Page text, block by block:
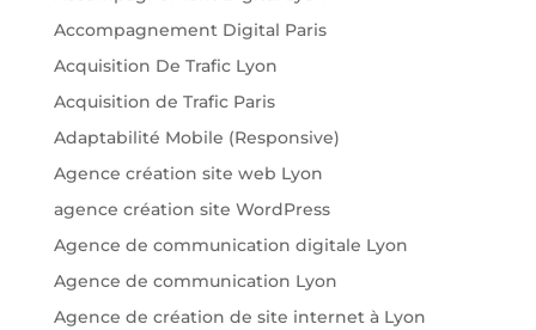
Accompagnement Digital Paris
Acquisition De Trafic Lyon
Acquisition de Trafic Paris
Adaptabilité Mobile (Responsive)
Agence création site web Lyon
agence création site WordPress
Agence de communication digitale Lyon
Agence de communication Lyon
Agence de création de site internet à Lyon